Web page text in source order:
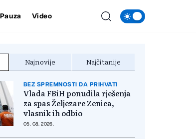
Pauza Video
Najnovije Najčitanije
BEZ SPREMNOSTI DA PRIHVATI
Vlada FBiH ponudila rješenja
za spas Željezare Zenica,
vlasnik ih odbio
05. 08. 2026.